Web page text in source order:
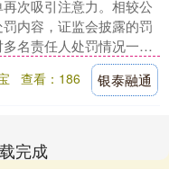
次吸引注意力。相较公
内容，证监会披露的罚
名责任人处罚情况一并
证监会披露罚单显示，对
查看：186 银泰融通
完成